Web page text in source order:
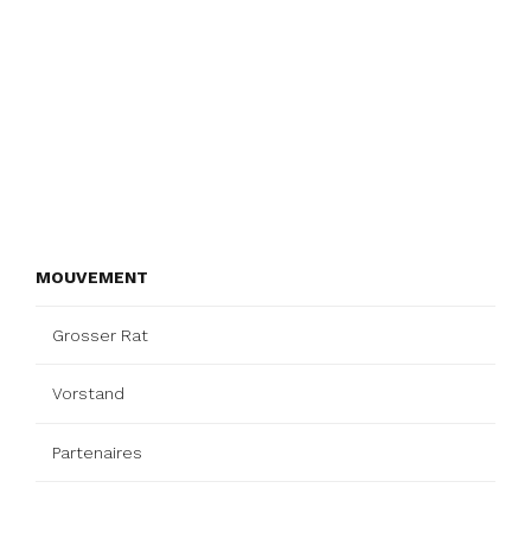
MOUVEMENT
Grosser Rat
Vorstand
Partenaires